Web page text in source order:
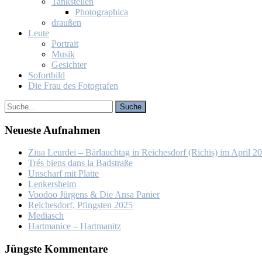
Pho­to­gra­phi­ca
drau­ßen
Leu­te
Por­trait
Mu­sik
Ge­sich­ter
So­fort­bild
Die Frau des Fo­to­gra­fen
Neu­es­te Auf­nah­men
Ziua Leur­dei – Bär­lauch­tag in Rei­ches­dorf (Ri­chiș) im April
Trés biens dans la Bad­stra­ße
Un­scharf mit Plat­te
Len­kers­heim
Voo­doo Jür­gens & Die An­sa Pa­nier
Rei­ches­dorf, Pfings­ten 2025
Me­dia­sch
Hart­ma­nice – Hart­ma­nitz
Jüngs­te Kom­men­ta­re